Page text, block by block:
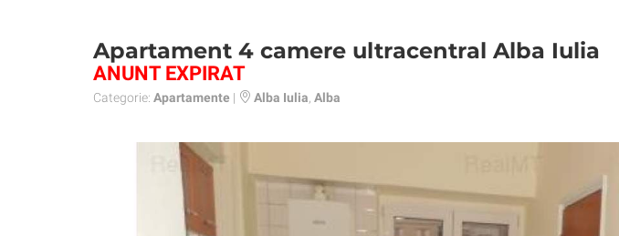
Apartament 4 camere ultracentral Alba Iulia
ANUNT EXPIRAT
Categorie: Apartamente | Alba Iulia Alba